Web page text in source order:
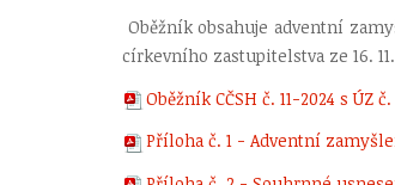
Oběžník obsahuje adventní
církevního zastupitelstva ze 16.
Oběžník CČSH č. 11-2024 s ÚZ
Příloha č. 1 - Adventní